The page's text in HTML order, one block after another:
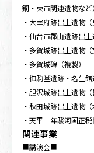
銅・東市関連遺物など）
・大宰府跡出土遺物
・仙台市郡山遺跡出
・多賀城跡出土遺物
・多賀城碑（複製）
・御駒堂遺跡・名生
・胆沢城跡出土遺物
・秋田城跡出土遺物
・天平十年駿河国正
関連事業
■講演会■